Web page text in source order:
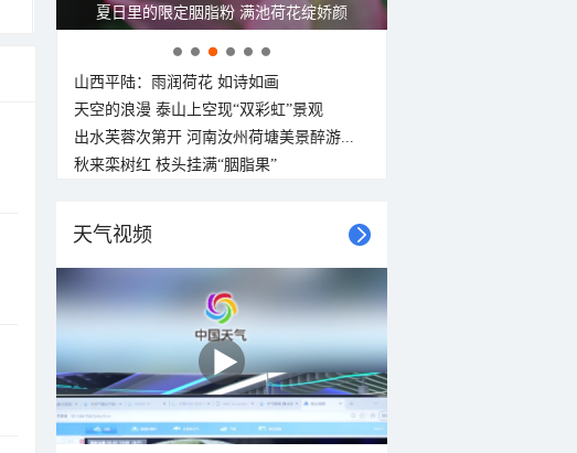
金色花海上线 青海门源油菜花大面积开放
山西平陆：雨润荷花 如诗如画
天空的浪漫 泰山上空现“双彩虹”景观
出水芙蓉次第开 河南汝州荷塘美景醉游...
秋来栾树红 枝头挂满“胭脂果”
天气视频